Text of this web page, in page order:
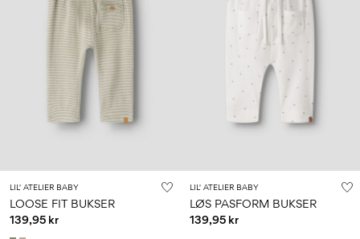
LIL' ATELIER BABY
LOOSE FIT BUKSER
139,95 kr
LIL' ATELIER BABY
LØS PASFORM BUKSER
139,95 kr